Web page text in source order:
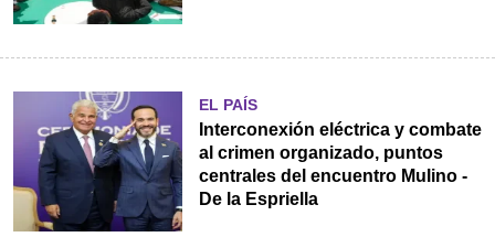
EL PAÍS
Interconexión eléctrica y combate
al crimen organizado, puntos
centrales del encuentro Mulino -
De la Espriella